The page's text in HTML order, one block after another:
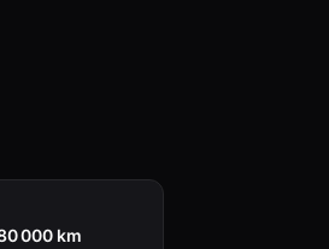
000 km